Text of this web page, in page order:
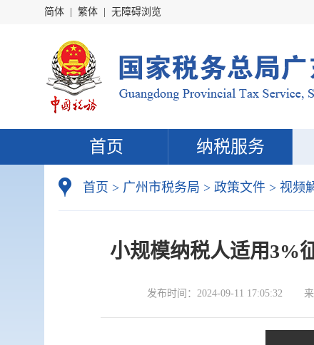
简体 繁体 无障碍浏览
首页 纳税服务
首页 > 广州市税务局 > 政策文件 > 视频
小规模纳税人适用3%
发布时间： 2024-09-11 17:05:32